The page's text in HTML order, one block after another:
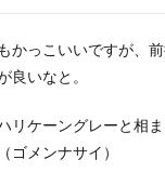
かっこいいですが、
良いなと。
リケーングレーと相
ゴメンナサイ）